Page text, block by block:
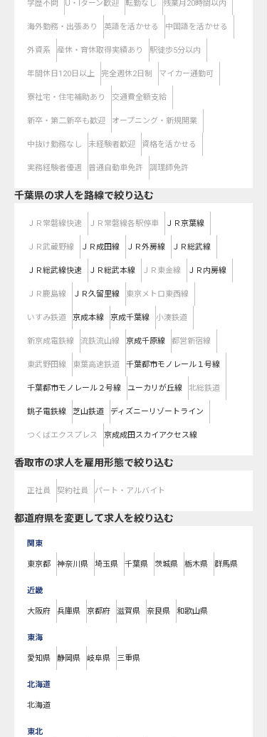
学歴不問 U・Iターン歓迎 転勤なし 残業月20時間以内
海外勤務・出張あり 英語を活かせる 中国語を活かせる
外資系 産休・育休取得実績あり 駅徒歩5分以内
年間休日120日以上 完全週休2日制 マイカー通勤可
寮社宅・住宅補助あり 交通費全額支給
新卒・第二新卒も歓迎 オープニング・新規開業
中抜け勤務なし 未経験者歓迎 資格を活かせる
実務経験者優遇 普通自動車免許 調理師免許
千葉県の求人を路線で絞り込む
ＪＲ常磐線快速 ＪＲ常磐線各駅停車 ＪＲ京葉線
ＪＲ武蔵野線 ＪＲ成田線 ＪＲ外房線 ＪＲ総武線
ＪＲ総武線快速 ＪＲ総武本線 ＪＲ東金線 ＪＲ内房線
ＪＲ鹿島線 ＪＲ久留里線 東京メトロ東西線
いすみ鉄道 京成本線 京成千葉線 小湊鉄道
新京成電鉄線 流鉄流山線 京成千原線 都営新宿線
東武野田線 東葉高速鉄道 千葉都市モノレール１号線
千葉都市モノレール２号線 ユーカリが丘線 北総鉄道
銚子電鉄線 芝山鉄道 ディズニーリゾートライン
つくばエクスプレス 京成成田スカイアクセス線
香取市の求人を雇用形態で絞り込む
正社員 契約社員 パート・アルバイト
都道府県を変更して求人を絞り込む
関東
東京都 神奈川県 埼玉県 千葉県 茨城県 栃木県 群馬県
近畿
大阪府 兵庫県 京都府 滋賀県 奈良県 和歌山県
東海
愛知県 静岡県 岐阜県 三重県
北海道
北海道
東北